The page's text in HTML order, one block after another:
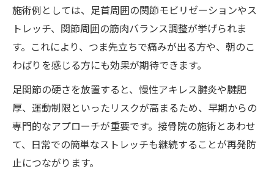
施術例としては、足首周囲の関節モビリゼーションやス
トレッチ、関節周囲の筋肉バランス調整が挙げられま
す。これにより、つま先立ちで痛みが出る方や、朝のこ
わばりを感じる方にも効果が期待できます。
足関節の硬さを放置すると、慢性アキレス腱炎や腱肥
厚、運動制限といったリスクが高まるため、早期からの
専門的なアプローチが重要です。接骨院の施術とあわせ
て、日常での簡単なストレッチも継続することが再発防
止につながります。